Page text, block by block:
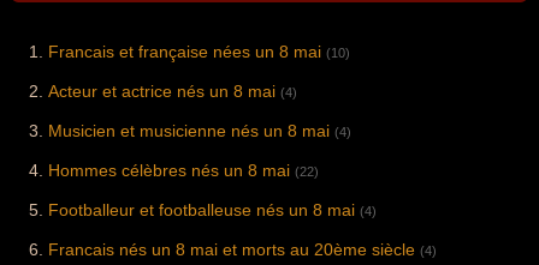
Francais et française nées un 8 mai (10)
Acteur et actrice nés un 8 mai (4)
Musicien et musicienne nés un 8 mai (4)
Hommes célèbres nés un 8 mai (22)
Footballeur et footballeuse nés un 8 mai (4)
Francais nés un 8 mai et morts au 20ème siècle (4)